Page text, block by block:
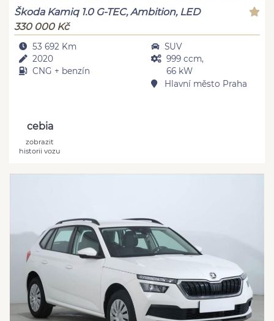
Škoda Kamiq 1.0 G-TEC, Ambition, LED
330 000 Kč
53 692 Km
2020
CNG + benzín
SUV
999 ccm,
66 kW
Hlavní město Praha
cebia
zobrazit
historii vozu